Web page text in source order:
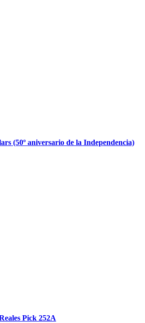
(50º aniversario de la Independencia)
Pick 252A